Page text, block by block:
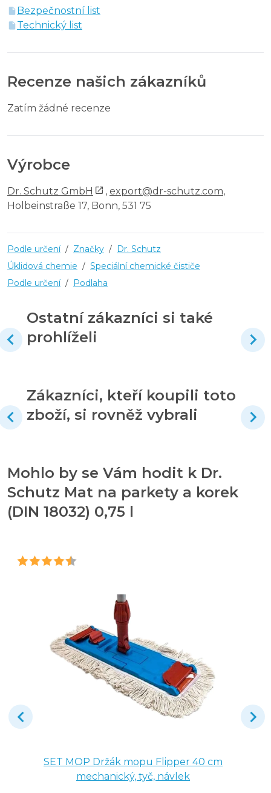
Bezpečnostní list
Technický list
Recenze našich zákazníků
Zatím žádné recenze
Výrobce
Dr. Schutz GmbH , export@dr-schutz.com,
Holbeinstraße 17, Bonn, 531 75
Podle určení / Značky / Dr. Schutz
Úklidová chemie / Speciální chemické čističe
Podle určení / Podlaha
Ostatní zákazníci si také
prohlíželi
Zákazníci, kteří koupili toto
zboží, si rovněž vybrali
Mohlo by se Vám hodit k Dr.
Schutz Mat na parkety a korek
(DIN 18032) 0,75 l
SET MOP Držák mopu Flipper 40 cm
mechanický, tyč, návlek